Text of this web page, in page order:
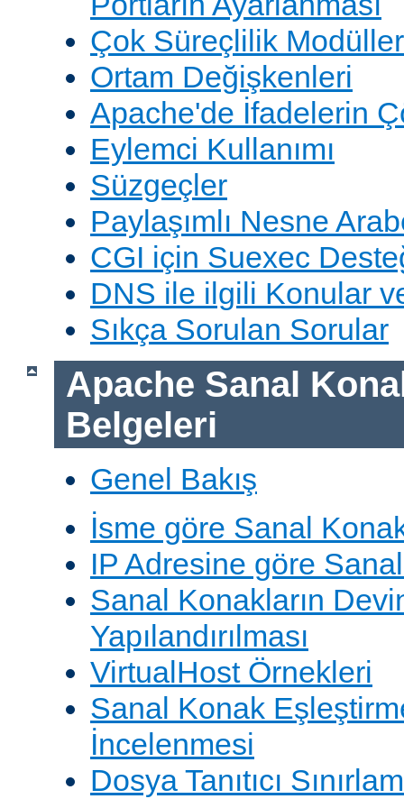
Çok Süreçlilik
Ortam Değişkenleri
Apache'de İfadelerin
Eylemci Kullanımı
Süzgeçler
Paylaşımlı Nesne
CGI için Suexec
DNS ile ilgili Konular
Sıkça Sorulan Sorular
Apache Sanal
Belgeleri
Genel Bakış
İsme göre Sanal
IP Adresine göre
Sanal Konakların
Yapılandırılması
VirtualHost Örnekleri
Sanal Konak
İncelenmesi
Dosya Tanıtıcı